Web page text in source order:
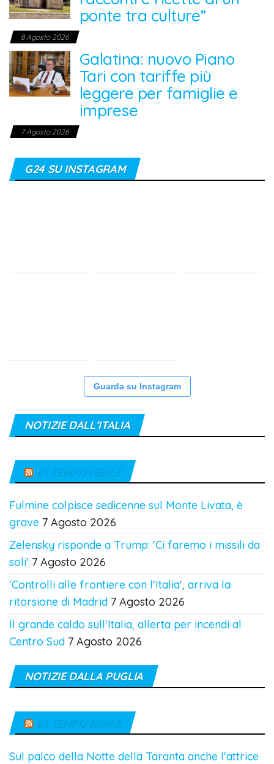
ponte tra culture”
8 Agosto 2026
Galatina: nuovo Piano
Tari con tariffe più
leggere per famiglie e
imprese
7 Agosto 2026
G24 SU INSTAGRAM
Guarda su Instagram
NOTIZIE DALL’ITALIA
IN TEMPO REALE
Fulmine colpisce sedicenne sul Monte Livata, è
grave 7 Agosto 2026
Zelensky risponde a Trump: 'Ci faremo i missili da
soli' 7 Agosto 2026
'Controlli alle frontiere con l'Italia', arriva la
ritorsione di Madrid 7 Agosto 2026
Il grande caldo sull'Italia, allerta per incendi al
Centro Sud 7 Agosto 2026
NOTIZIE DALLA PUGLIA
IN TEMPO REALE
Sul palco della Notte della Taranta anche l'attrice